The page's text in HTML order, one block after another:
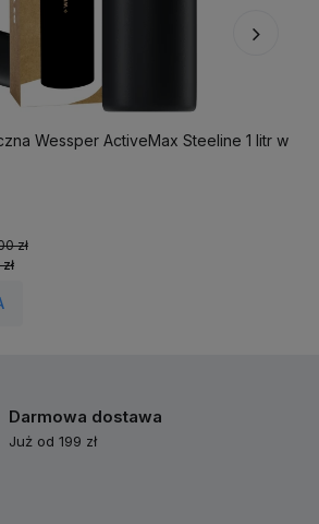
Wessper ActiveMax Steeline 1 litr w
zł
Darmowa dostawa
Już od 199 zł